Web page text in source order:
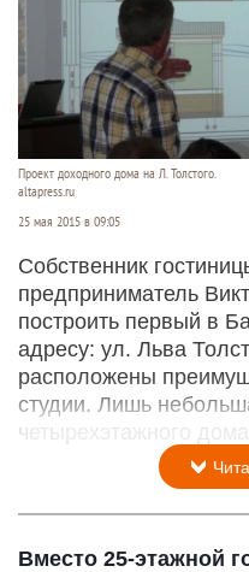
Проект доходного дома на Л. Толстого.
altapress.ru
25 мая 2015 в 09:05
Собственник
предприниматель
построить первый в
адресу: ул. Льва
расположены
студии. Лишь
четырехэтажного
Вместо 25-этажной